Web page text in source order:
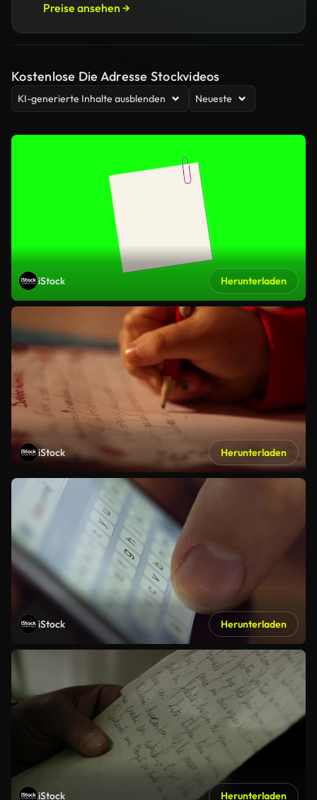
Preise ansehen →
Kostenlose Die Adresse Stockvideos
KI-generierte Inhalte ausblenden Neueste
iStock Herunterladen
iStock Herunterladen
iStock Herunterladen
iStock Herunterladen